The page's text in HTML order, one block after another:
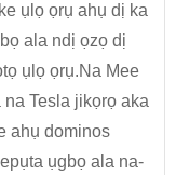
ụlọ ọrụ ahụ dị ka
ala ndị ọzọ dị
ụlọ ọrụ.Na Mee
Tesla jikọrọ aka
ahụ dominos
ụgbọ ala na-